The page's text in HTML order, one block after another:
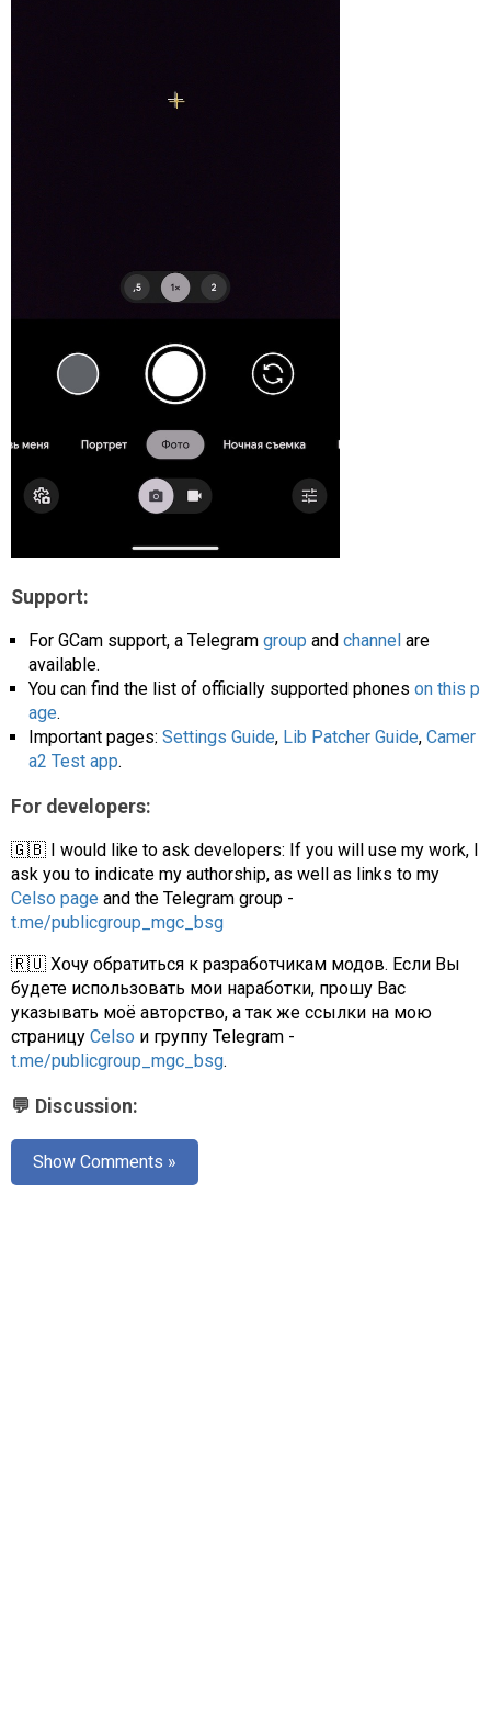
Support:
For GCam support, a Telegram group and channel are
available.
You can find the list of officially supported phones on this p
age.
Important pages: Settings Guide, Lib Patcher Guide, Camer
a2 Test app.
For developers:
🇬🇧 I would like to ask developers: If you will use my work, I
ask you to indicate my authorship, as well as links to my
Celso page and the Telegram group -
t.me/publicgroup_mgc_bsg
🇷🇺 Хочу обратиться к разработчикам модов. Если Вы
будете использовать мои наработки, прошу Вас
указывать моё авторство, а так же ссылки на мою
страницу Celso и группу Telegram -
t.me/publicgroup_mgc_bsg.
💬 Discussion:
Show Comments »